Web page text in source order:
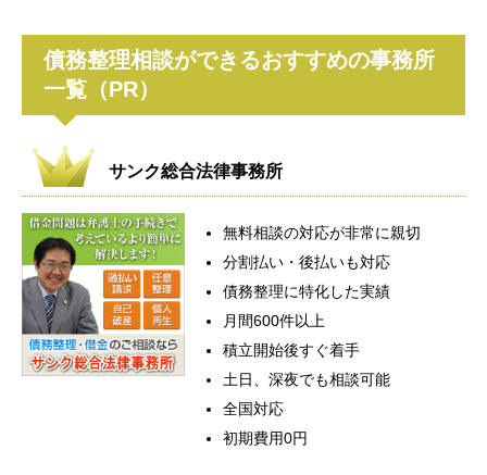
債務整理相談ができるおすすめの事務所
一覧（PR）
サンク総合法律事務所
無料相談の対応が非常に親切
分割払い・後払いも対応
債務整理に特化した実績
月間600件以上
積立開始後すぐ着手
土日、深夜でも相談可能
全国対応
初期費用0円